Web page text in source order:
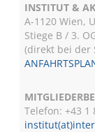
INSTITUT &
A-1120 Wien,
Stiege B / 3.
(direkt bei der
Telefon: +43 1